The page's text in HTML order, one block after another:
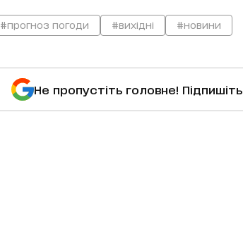
#прогноз погоди #вихідні #новини
Не пропустіть головне!